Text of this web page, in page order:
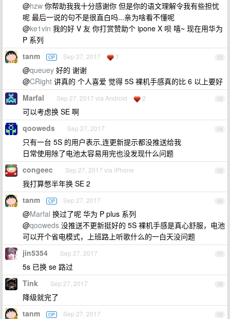
@hzw 你帮助我我十分感谢你 但是你的语文理解令我有些担忧
呢 最后一说的句不是很直白吗...亲为啥看不懂呢
@ke1vin 我的好 V 友 你打赏赞助个 ipone X 呗 嘻~ 现在用华为
P 系列
12
tanm OP Sep 27, 2017 1
@queuey 好的 谢谢
@CRight 讲真的 个人喜爱 觉得 5S 裸机手感真的比 6 以上要好
13
Marfal Sep 27, 2017 via Android 2
可以考虑换 SE 啊
14
qooweds Sep 27, 2017
只有一台 5S 的用户表示,连更新提示都没推送给我
日常使用除了电池太容易用完也没发现什么问题
15
congeec Sep 27, 2017 via iPhone
我打算憋半年换 SE 2
16
tanm OP Sep 27, 2017
@Marfal 换过了呢 华为 P plus 系列
@qooweds 没推送不更新挺好的 5S 裸机手感是真心舒服，电池
可以开个省电模式，上班路上听歌什么的一白天没问题
17
jin5354 Sep 27, 2017
5s 已换 se 路过
18
Tink Sep 27, 2017
降级就完了
19
tanm OP Sep 27, 2017